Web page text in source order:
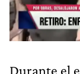
Durante el